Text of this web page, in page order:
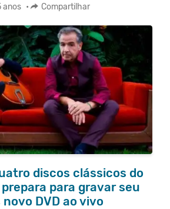
anos • Compartilhar
discos clássicos do
para gravar seu
novo DVD ao vivo